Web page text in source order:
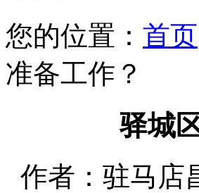
您的位置： 首页
准备工作？
驿城
作者：驻马店